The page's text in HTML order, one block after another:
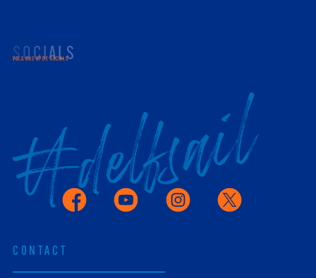
SOCIALS
VOLG ONS OP DE SOCIALS
Facebook Youtube Instagram
CONTACT